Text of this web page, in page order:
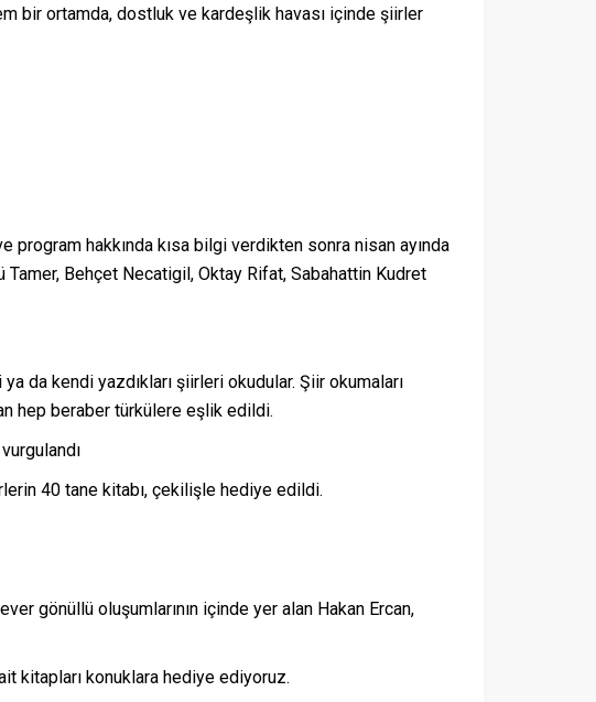
bir ortamda, dostluk ve kardeşlik havası içinde şiirler
program hakkında kısa bilgi verdikten sonra nisan ayında
Tamer, Behçet Necatigil, Oktay Rifat, Sabahattin Kudret
da kendi yazdıkları şiirleri okudular. Şiir okumaları
hep beraber türkülere eşlik edildi.
40 tane kitabı, çekilişle hediye edildi.
gönüllü oluşumlarının içinde yer alan Hakan Ercan,
kitapları konuklara hediye ediyoruz.